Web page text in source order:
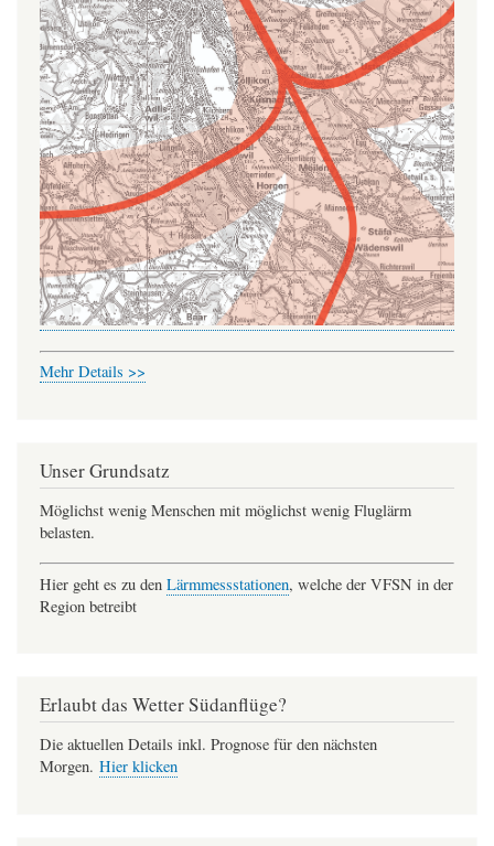
Mehr Details >>
Unser Grundsatz
Möglichst wenig Menschen mit möglichst wenig Fluglärm
belasten.
Hier geht es zu den Lärmmessstationen, welche der VFSN in der
Region betreibt
Erlaubt das Wetter Südanflüge?
Die aktuellen Details inkl. Prognose für den nächsten
Morgen. Hier klicken